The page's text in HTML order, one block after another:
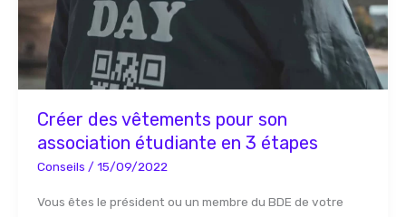
Créer des vêtements pour son
association étudiante en 3 étapes
Conseils / 15/09/2022
Vous êtes le président ou un membre du BDE de votre
3
étapes